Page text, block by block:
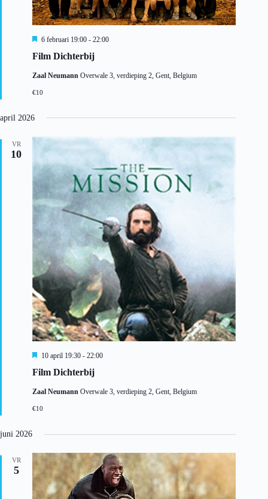
Film Dichterbij
U
t
e
i
6 februari 19:00 - 22:00
Zaal Neumann Overwale 3, verdieping 2, Gent, Belgium
€10
april 2026
VR
10
Film Dichterbij
U
t
e
i
10 april 19:30 - 22:00
Zaal Neumann Overwale 3, verdieping 2, Gent, Belgium
€10
juni 2026
VR
5